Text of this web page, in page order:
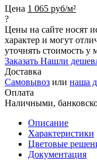
Цена 1 065 руб/м²
?
Цены на сайте носят
характер и могут
уточнять стоимость у
Заказать Нашли
Доставка
Самовывоз или наша
Оплата
Наличными,
Описание
Характеристики
Цветовые
Документация